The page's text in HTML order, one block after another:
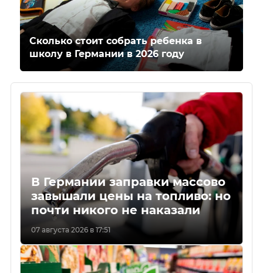
Сколько стоит собрать ребенка в
школу в Германии в 2026 году
В Германии заправки массово
завышали цены на топливо: но
почти никого не наказали
07 августа 2026 в 17:51